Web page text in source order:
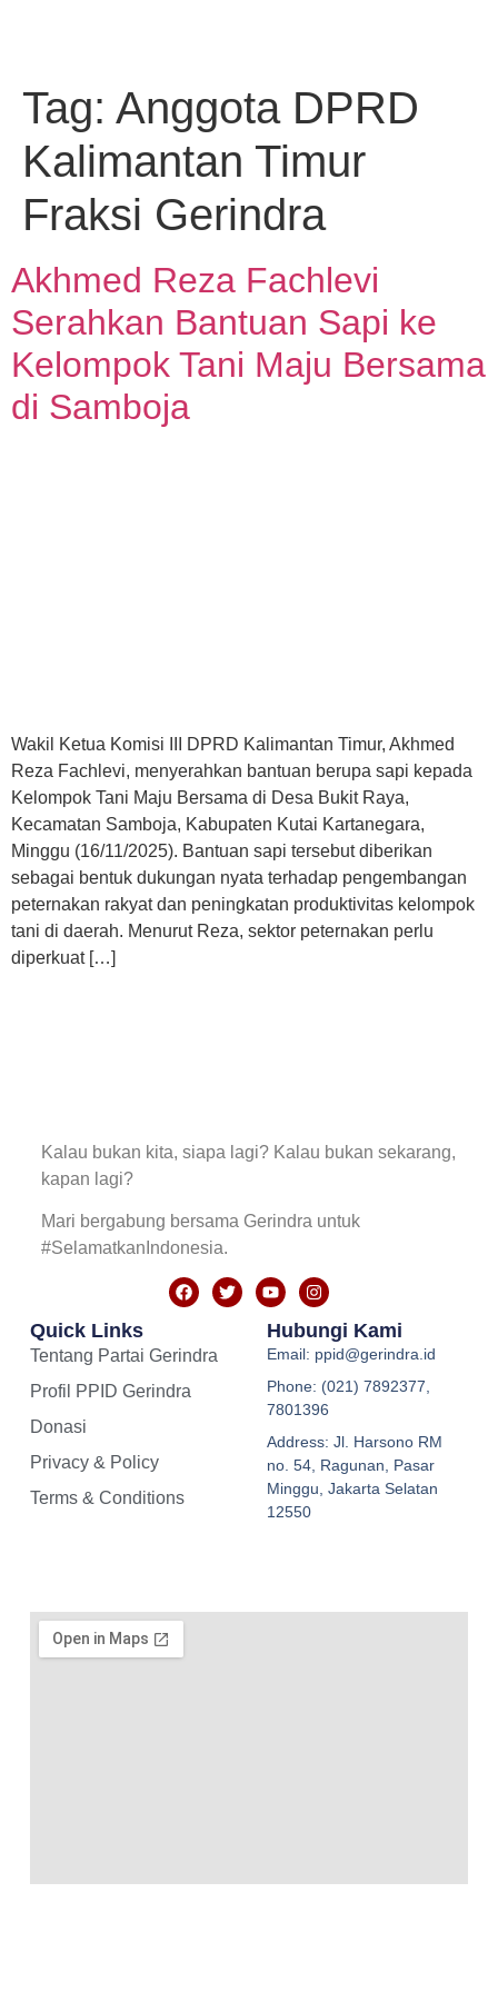
Tag: Anggota DPRD
Kalimantan Timur
Fraksi Gerindra
Akhmed Reza Fachlevi
Serahkan Bantuan Sapi ke
Kelompok Tani Maju Bersama
di Samboja
Wakil Ketua Komisi III DPRD Kalimantan Timur, Akhmed
Reza Fachlevi, menyerahkan bantuan berupa sapi kepada
Kelompok Tani Maju Bersama di Desa Bukit Raya,
Kecamatan Samboja, Kabupaten Kutai Kartanegara,
Minggu (16/11/2025). Bantuan sapi tersebut diberikan
sebagai bentuk dukungan nyata terhadap pengembangan
peternakan rakyat dan peningkatan produktivitas kelompok
tani di daerah. Menurut Reza, sektor peternakan perlu
diperkuat […]
Kalau bukan kita, siapa lagi? Kalau bukan sekarang,
kapan lagi?
Mari bergabung bersama Gerindra untuk
#SelamatkanIndonesia.
Quick Links
Tentang Partai Gerindra
Profil PPID Gerindra
Donasi
Privacy & Policy
Terms & Conditions
Hubungi Kami
Email: ppid@gerindra.id
Phone: (021) 7892377,
7801396
Address: Jl. Harsono RM
no. 54, Ragunan, Pasar
Minggu, Jakarta Selatan
12550